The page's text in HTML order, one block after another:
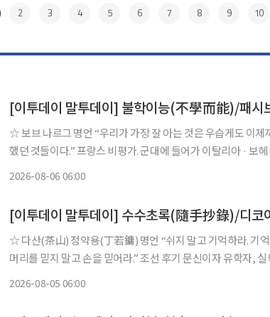
2 3 4 5 6 7 8 9 10
[이투데이 말투데이] 불학이능(不學而能)/패시
☆ 보브 나르그 명언 “우리가 가장 잘 아는 것은 우습게도 이제까지 우리가 한 번도 배우지 못
했던 것들이다.” 프랑스 비평가. 군대에 들어가 이탈리아 · 보헤미아 등 각지에서 싸우며, 질병
2026-08-06 06:00
[이투데이 말투데이] 수수초록(隨手抄錄)/디코
☆ 다산(茶山) 정약용(丁若鏞) 명언 “쉬지 말고 기억하라. 기억은 흐려지고 생각은 사라진다.
머리를 믿지 말고 손을 믿어라.” 조선 후기 문신이자 유학자, 실학자의 대표적 인물이다. 신유
2026-08-05 06:00